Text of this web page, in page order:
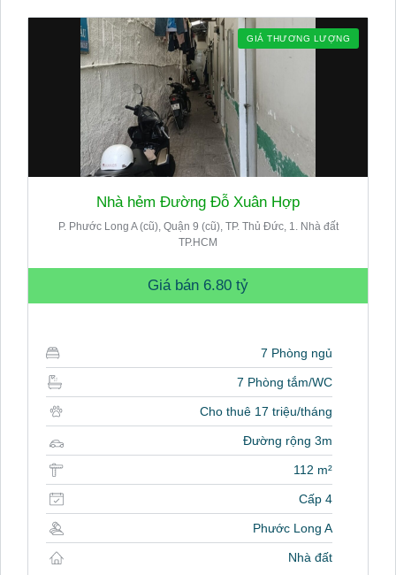
GIÁ THƯƠNG LƯỢNG
Nhà hẻm Đường Đỗ Xuân Hợp
P. Phước Long A (cũ), Quận 9 (cũ), TP. Thủ Đức, 1. Nhà đất
TP.HCM
Giá bán 6.80 tỷ
7 Phòng ngủ
7 Phòng tắm/WC
Cho thuê 17 triệu/tháng
Đường rộng 3m
112 m²
Cấp 4
Phước Long A
Nhà đất